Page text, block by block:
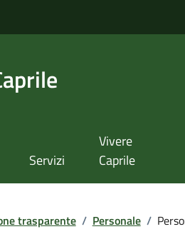
Servizi
Vivere
Caprile
trasparente / Personale /